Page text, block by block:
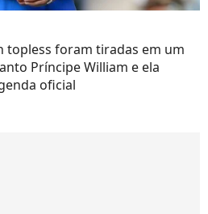
topless foram tiradas em um
Príncipe William e ela
oficial